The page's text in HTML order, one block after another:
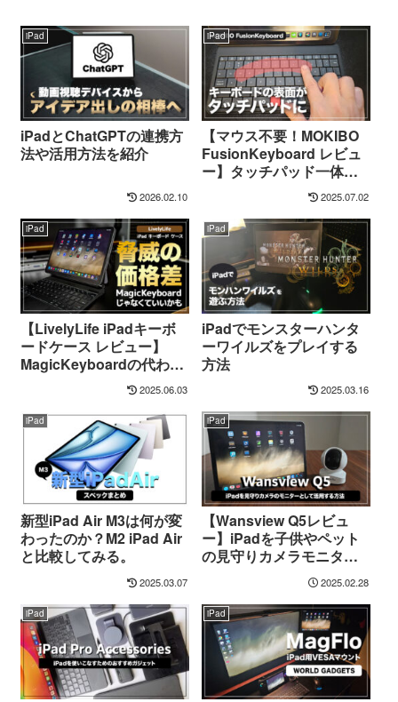
iPad
iPadとChatGPTの連携方
法や活用方法を紹介
2026.02.10
iPad
【マウス不要！MOKIBO
FusionKeyboard レビュ
ー】タッチパッド一体型
でiPadにおすすめのキー
2025.07.02
iPad
【LivelyLife iPadキーボ
ードケース レビュー】
MagicKeyboardの代わり
におすすめ！コスパ最高
のiPad用キーボード！
【PR】
2025.06.03
iPad
iPadでモンスターハンタ
ーワイルズをプレイする
方法
2025.03.16
iPad
新型iPad Air M3は何が変
わったのか？M2 iPad Air
と比較してみる。
2025.03.07
iPad
【Wansview Q5レビュ
ー】iPadを子供やペット
の見守りカメラモニター
として活用する方法2025.02.28
iPad iPad